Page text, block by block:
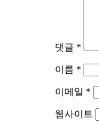
댓글 *
이름 *
이메일 *
웹사이트